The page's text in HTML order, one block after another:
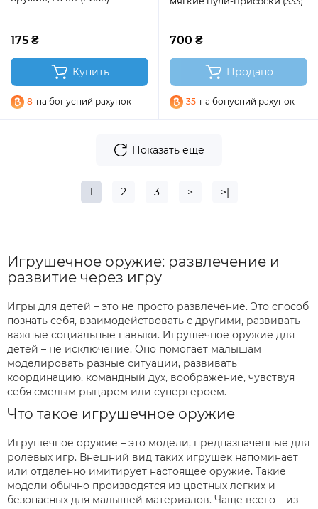
175 ₴
Купить
8 на бонусний рахунок
700 ₴
Продано
35 на бонусний рахунок
Показать еще
1 2 3 > >|
Игрушечное оружие: развлечение и
развитие через игру
Игры для детей – это не просто развлечение. Это способ
познать себя, взаимодействовать с другими, развивать
важные социальные навыки. Игрушечное оружие для
детей – не исключение. Оно помогает малышам
моделировать разные ситуации, развивать
координацию, командный дух, воображение, чувствуя
себя смелым рыцарем или супергероем.
Что такое игрушечное оружие
Игрушечное оружие – это модели, предназначенные для
ролевых игр. Внешний вид таких игрушек напоминает
или отдаленно имитирует настоящее оружие. Такие
модели обычно производятся из цветных легких и
безопасных для малышей материалов. Чаще всего – из